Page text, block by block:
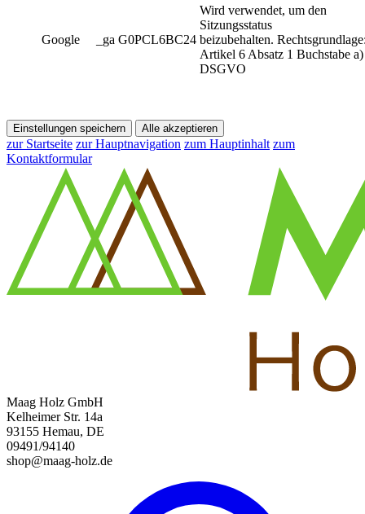
Google _ga G0PCL6BC24
Wird verwendet, um den
Sitzungsstatus
beizubehalten.
Artikel 6 Absatz 1 Buchstabe a)
DSGVO
Einstellungen speichern Alle akzeptieren
zur Startseite zur Hauptnavigation zum Hauptinhalt zum
Kontaktformular
Maag Holz GmbH
Kelheimer Str. 14a
93155 Hemau, DE
09491/94140
shop@maag-holz.de